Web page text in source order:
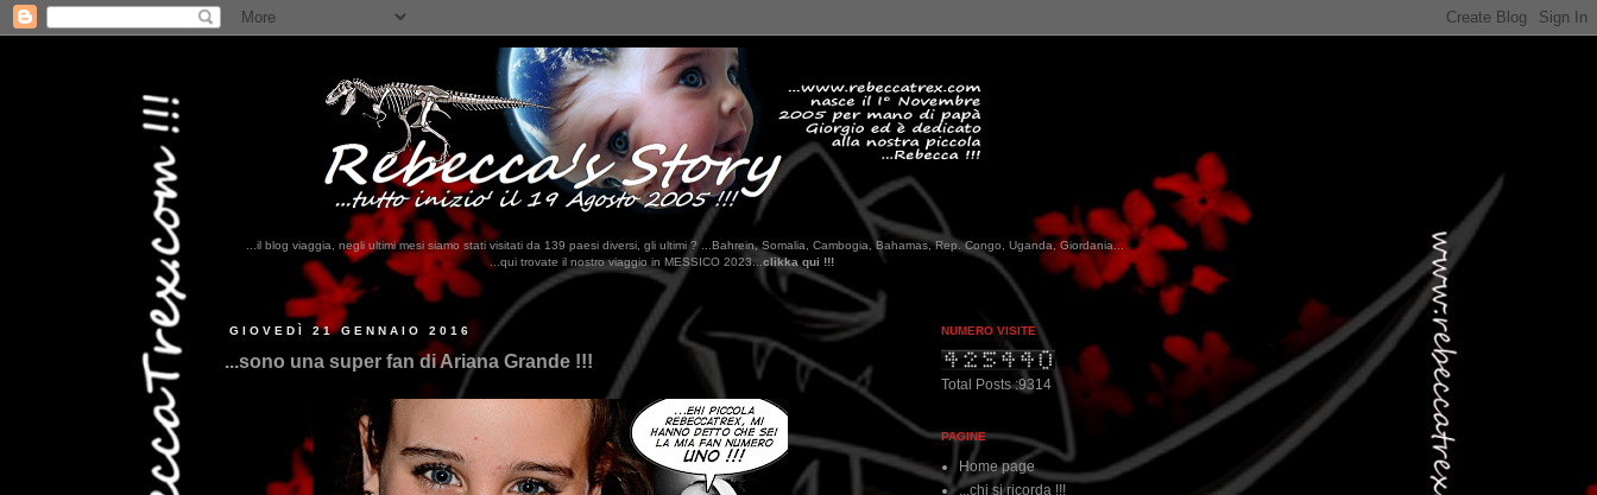
...il blog viaggia, negli ultimi mesi siamo stati visitati da 139 paesi diversi, gli ultimi ? ...Bahrein, Somalia, Cambogia, Bahamas, Rep. Congo, Uganda, Giordania...
...qui trovate il nostro viaggio in MESSICO 2023...clikka qui !!!
GIOVEDÌ 21 GENNAIO 2016
...sono una super fan di Ariana Grande !!!
NUMERO VISITE
Total Posts :9314
PAGINE
Home page
...chi si ricorda !!!